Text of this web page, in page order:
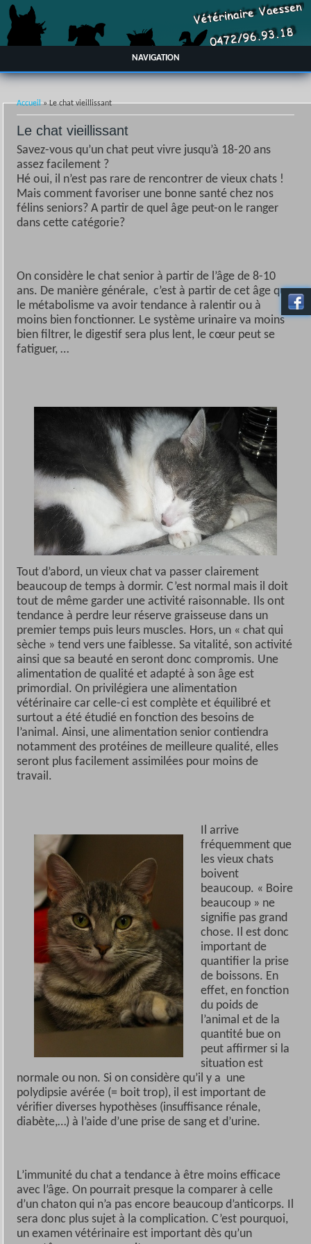
NAVIGATION
Accueil» Le chat vieillissant
Le chat vieillissant
Savez-vous qu’un chat peut vivre jusqu’à 18-20 ans
assez facilement ?
Hé oui, il n’est pas rare de rencontrer de vieux chats !
Mais comment favoriser une bonne santé chez nos
félins seniors? A partir de quel âge peut-on le ranger
dans cette catégorie?
On considère le chat senior à partir de l’âge de 8-10
ans. De manière générale, c’est à partir de cet âge que
le métabolisme va avoir tendance à ralentir ou à
moins bien fonctionner. Le système urinaire va moins
bien filtrer, le digestif sera plus lent, le cœur peut se
fatiguer, …
Tout d’abord, un vieux chat va passer clairement
beaucoup de temps à dormir. C’est normal mais il doit
tout de même garder une activité raisonnable. Ils ont
tendance à perdre leur réservegraisseuse dans un
premier temps puis leurs muscles. Hors, un « chat qui
sèche » tend vers une faiblesse. Sa vitalité, son activité
ainsi que sa beauté en seront donc compromis. Une
alimentation de qualité et adapté à son âge est
primordial. On privilégiera une alimentation
vétérinaire car celle-ci est complète et équilibré et
surtout a été étudié en fonction des besoins de
l’animal. Ainsi, une alimentation senior contiendra
notamment des protéines de meilleure qualité, elles
seront plus facilement assimilées pour moins de
travail.
Il arrive
fréquemment que
les vieux chats
boivent
beaucoup. « Boire
beaucoup » ne
signifie pas grand
chose. Il est donc
important de
quantifier la prise
de boissons. En
effet, en fonction
du poids de
l’animal et de la
quantité bue on
peut affirmer si la
situation est
normale ou non. Si on considère qu’il y a une
polydipsie avérée (= boit trop), il est important de
vérifier diverses hypothèses (insuffisance rénale,
diabète,…) à l’aide d’une prise de sang et d’urine.
L’immunité du chat a tendance à être moins efficace
avec l’âge. On pourrait presque la comparer à celle
d’un chaton qui n’a pas encore beaucoup d’anticorps. Il
sera donc plus sujet à la complication. C’est pourquoi,
un examen vétérinaire est important dès qu’un